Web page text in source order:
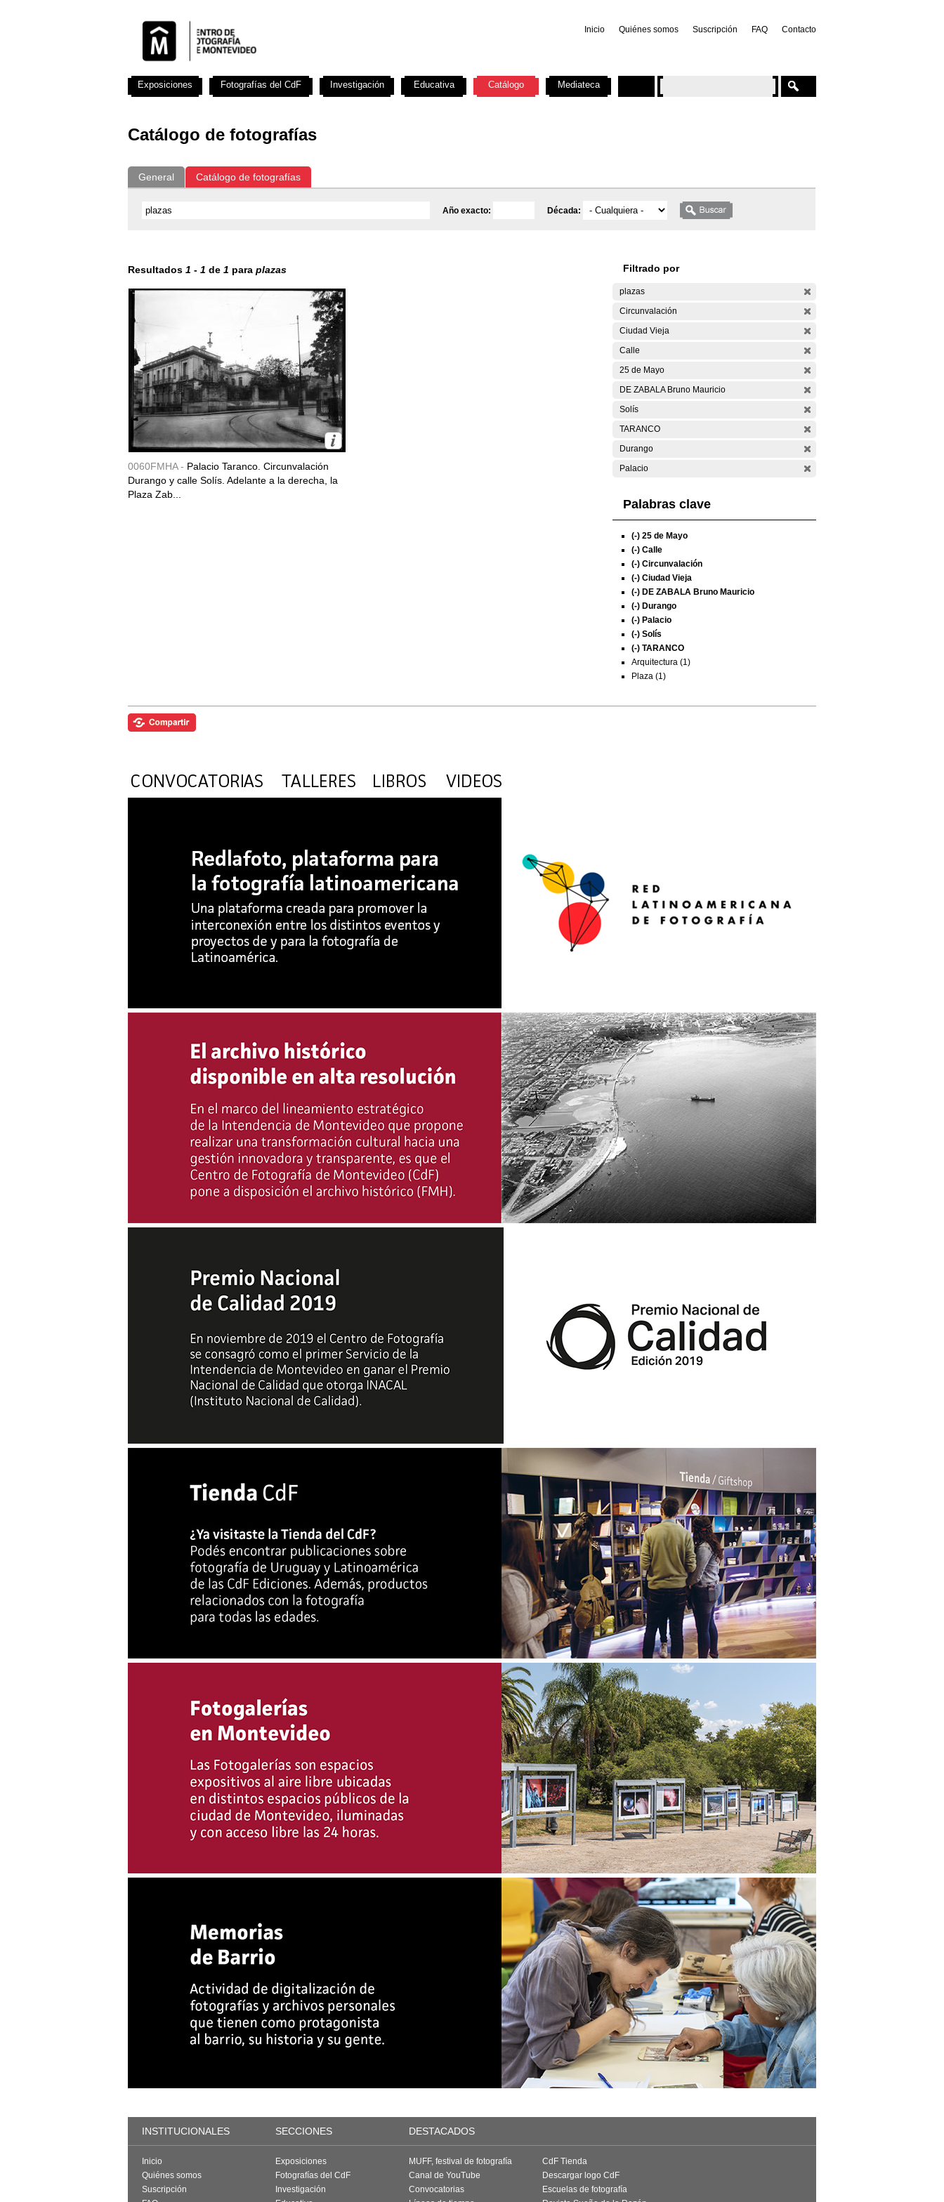
Inicio Quiénes somos Suscripción FAQ Contacto
Catálogo de fotografías
General Catálogo de fotografías
Año exacto: Década:
Resultados 1 - 1 de 1 para plazas
0060FMHA - Palacio Taranco. Circunvalación
Durango y calle Solís. Adelante a la derecha, la
Plaza Zab...
Filtrado por
plazas
Circunvalación
Ciudad Vieja
Calle
25 de Mayo
DE ZABALA Bruno Mauricio
Solís
TARANCO
Durango
Palacio
Palabras clave
(-) 25 de Mayo
(-) Calle
(-) Circunvalación
(-) Ciudad Vieja
(-) DE ZABALA Bruno Mauricio
(-) Durango
(-) Palacio
(-) Solís
(-) TARANCO
Arquitectura (1)
Plaza (1)
Exposiciones Fotografías del CdF Investigación Educativa Catálogo Mediateca
INSTITUCIONALES SECCIONES DESTACADOS
Inicio
Quiénes somos
Suscripción
Exposiciones
Fotografías del CdF
Investigación
MUFF, festival de fotografía
Canal de YouTube
Convocatorias
CdF Tienda
Descargar logo CdF
Escuelas de fotografía